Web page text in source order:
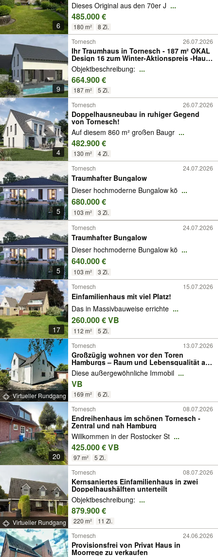
6
Dieses Original aus den 70er J ...
485.000 €
180 m² 8 Zi.
9
Tornesch 26.07.2026
Ihr Traumhaus in Tornesch - 187 m² OKAL
Design 16 zum Winter-Aktionspreis -Haus
und Grund
Objektbeschreibung: ...
664.900 €
187 m² 5 Zi.
4
Tornesch 26.07.2026
Doppelhausneubau in ruhiger Gegend
von Tornesch!
Auf diesem 860 m² großen Baugr ...
482.900 €
130 m² 4 Zi.
5
Tornesch 24.07.2026
Traumhafter Bungalow
Dieser hochmoderne Bungalow kö ...
680.000 €
103 m² 3 Zi.
5
Tornesch 24.07.2026
Traumhafter Bungalow
Dieser hochmoderne Bungalow kö ...
640.000 €
103 m² 3 Zi.
17
Tornesch 15.07.2026
Einfamilienhaus mit viel Platz!
Das in Massivbauweise errichte ...
260.000 € VB
112 m² 5 Zi.
Virtueller Rundgang
Tornesch 13.07.2026
Großzügig wohnen vor den Toren
Hamburgs – Raum und Lebensqualität auf
ca. 1.954 m² Grundstück
Diese außergewöhnliche Immobil ...
VB
169 m² 6 Zi.
20
Tornesch 08.07.2026
Endreihenhaus im schönen Tornesch -
Zentral und nah Hamburg
Willkommen in der Rostocker St ...
425.000 € VB
97 m² 5 Zi.
Virtueller Rundgang
Tornesch 08.07.2026
Kernsaniertes Einfamilienhaus in zwei
Doppelhaushälften unterteilt
Objektbeschreibung: ...
879.900 €
220 m²
11 Zi.
Tornesch
24.06.2026
Provisionsfrei von Privat Haus in
Moorrege zu verkaufen